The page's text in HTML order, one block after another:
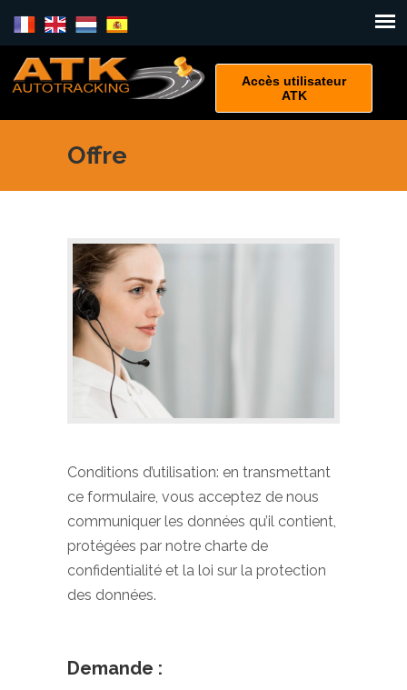
Accès utilisateur
ATK
Offre
Conditions d’utilisation: en transmettant
ce formulaire, vous acceptez de nous
communiquer les données qu’il contient,
protégées par notre charte de
confidentialité et la loi sur la protection
des données.
Demande :